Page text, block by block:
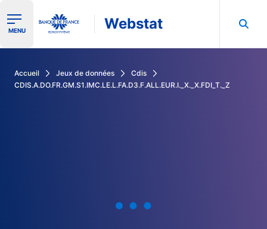
Ouvrir le menu de navigation
MENU Webstat
Accueil Jeux de données
Cdis
CDIS.A.DO.FR.GM.S1.IMC.LE.L.FA.D3.F.ALL.EUR.I._X._X.FDI_T._Z